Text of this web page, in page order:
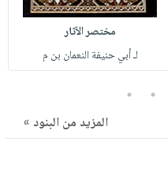
مختصر الآثار
لـ أبي حنيفة النعمان بن م
4
5
المزيد من البنود »